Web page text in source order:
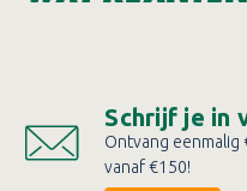
Schrijf je in
Ontvang
vanaf €150!